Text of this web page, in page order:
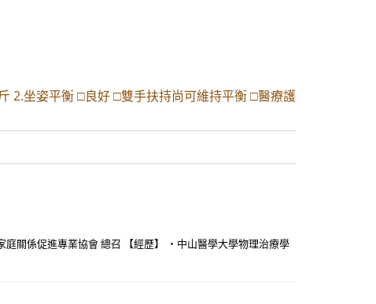
2.坐姿平衡 □良好 □雙手扶持尚可維持平衡 □醫療護
關係促進專業協會 總召 【經歷】 ・中山醫學大學物理治療學